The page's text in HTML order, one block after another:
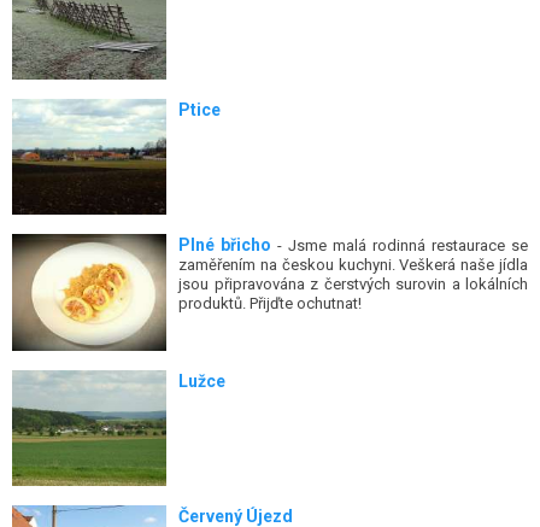
Ptice
Plné břicho - Jsme malá rodinná restaurace se
zaměřením na českou kuchyni. Veškerá naše jídla
jsou připravována z čerstvých surovin a lokálních
produktů. Přijďte ochutnat!
Lužce
Červený Újezd